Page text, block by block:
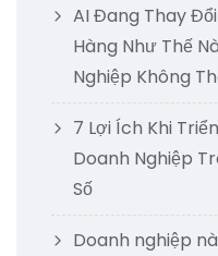
AI Đang Thay
Hàng Như Thế
Nghiệp Không
7 Lợi Ích Khi
Doanh Nghiệp
Số
Doanh nghiệp